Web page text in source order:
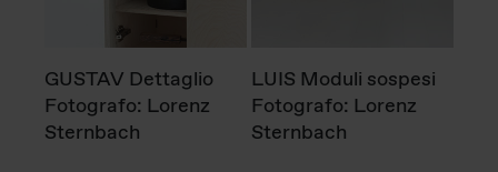
GUSTAV Dettaglio
Fotografo: Lorenz
Sternbach
LUIS Moduli sospesi
Fotografo: Lorenz
Sternbach